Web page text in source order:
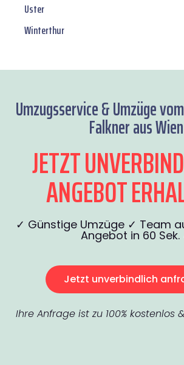
Uster
Winterthur
Umzugsservice & Umzüge
Falkner aus Wien
JETZT
ANGEBOT
✓ Günstige Umzüge ✓ Team
Angebot in 60 Sek.
Jetzt unverbindlich
Ihre Anfrage ist zu 100% kostenlos